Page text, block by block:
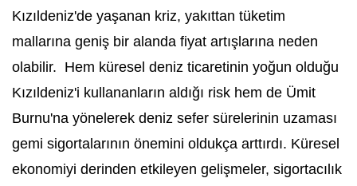
Kızıldeniz'de yaşanan kriz, yakıttan tüketim
mallarına geniş bir alanda fiyat artışlarına neden
olabilir. Hem küresel deniz ticaretinin yoğun olduğu
Kızıldeniz'i kullananların aldığı risk hem de Ümit
Burnu'na yönelerek deniz sefer sürelerinin uzaması
gemi sigortalarının önemini oldukça arttırdı. Küresel
ekonomiyi derinden etkileyen gelişmeler, sigortacılık